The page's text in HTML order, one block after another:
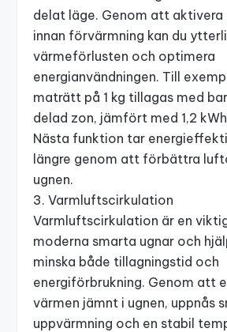
delat läge. Genom att aktivera
innan förvärmning kan du
värmeförlusten och optimera
energianvändningen. Till
maträtt på 1 kg tillagas med
delad zon, jämfört med 1,2
Nästa funktion tar
längre genom att förbättra
ugnen.
3. Varmluftscirkulation
Varmluftscirkulation är en
moderna smarta ugnar och
minska både tillagningstid och
energiförbrukning. Genom att
värmen jämnt i ugnen, uppnås
uppvärmning och en stabil